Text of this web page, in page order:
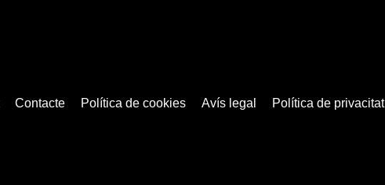
Contacte Política de cookies Avís legal Política de privacitat